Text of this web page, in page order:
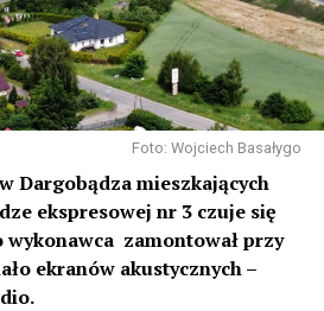
Foto: Wojciech Basałygo
Dargobądza mieszkających
ekspresowej nr 3 czuje się
zamontował przy
ekranów akustycznych –